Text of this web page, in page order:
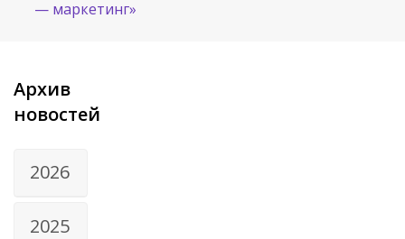
— маркетинг»
Архив
новостей
2026
2025